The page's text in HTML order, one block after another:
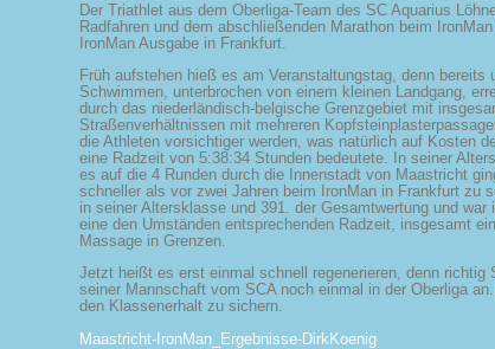
Der Triathlet aus dem Oberliga-Team des SC Aquarius
Radfahren und dem abschließenden Marathon beim
IronMan Ausgabe in Frankfurt.
Früh aufstehen hieß es am Veranstaltungstag, denn
Schwimmen, unterbrochen von einem kleinen Landgang,
durch das niederländisch-belgische Grenzgebiet mit
Straßenverhältnissen mit mehreren
die Athleten vorsichtiger werden, was natürlich auf Kosten
eine Radzeit von 5:38:34 Stunden bedeutete. In seiner
es auf die 4 Runden durch die Innenstadt von Maastricht
schneller als vor zwei Jahren beim IronMan in Frankfurt zu
in seiner Altersklasse und 391. der Gesamtwertung und
eine den Umständen entsprechenden Radzeit, insgesamt
Massage in Grenzen.
Jetzt heißt es erst einmal schnell regenerieren, denn
seiner Mannschaft vom SCA noch einmal in der Oberliga
den Klassenerhalt zu sichern.
Maastricht-IronMan_Ergebnisse-DirkKoenig